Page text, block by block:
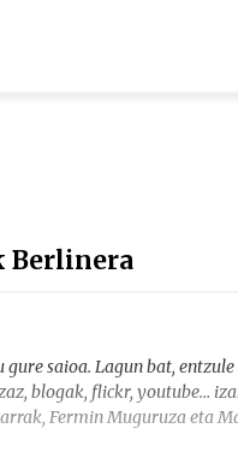
Berlinera
saioa. Lagun bat,
blogak, flickr, youtube…
Fermin Muguruza eta